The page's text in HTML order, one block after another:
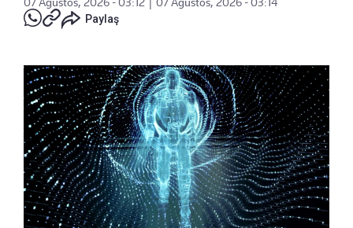
07 Ağustos, 2026 - 03:12
07 Ağustos, 2026 - 03:14
Paylaş